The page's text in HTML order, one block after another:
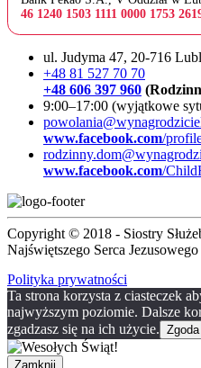
46 1240 1503 1111 0000 1753
ul. Judyma 47, 20-716
+48 81 527 70 70
+48 606 397 960
9:00–17:00 (wyjątkowe
www.facebook.com/
www.facebook.com/
Copyright © 2018 - Siostry
Najświętszego Serca Jezusowego
Polityka prywatności
Ta strona korzysta z ciasteczek
najwyższym poziomie. Dalsze
zgadzasz się na ich użycie. Zgoda
Zamknij